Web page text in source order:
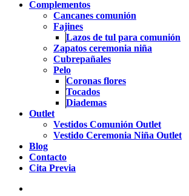
Complementos
Cancanes comunión
Fajines
Lazos de tul para comunión
Zapatos ceremonia niña
Cubrepañales
Pelo
Coronas flores
Tocados
Diademas
Outlet
Vestidos Comunión Outlet
Vestido Ceremonia Niña Outlet
Blog
Contacto
Cita Previa